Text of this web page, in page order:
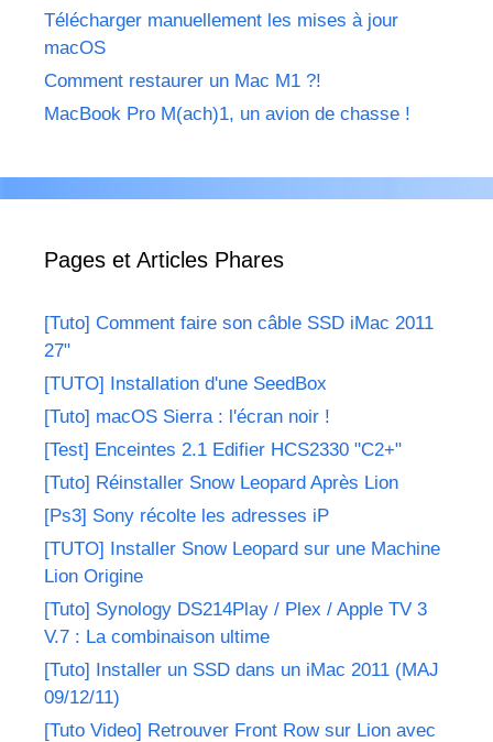
Télécharger manuellement les mises à jour
macOS
Comment restaurer un Mac M1 ?!
MacBook Pro M(ach)1, un avion de chasse !
Pages et Articles Phares
[Tuto] Comment faire son câble SSD iMac 2011
27"
[TUTO] Installation d'une SeedBox
[Tuto] macOS Sierra : l'écran noir !
[Test] Enceintes 2.1 Edifier HCS2330 "C2+"
[Tuto] Réinstaller Snow Leopard Après Lion
[Ps3] Sony récolte les adresses iP
[TUTO] Installer Snow Leopard sur une Machine
Lion Origine
[Tuto] Synology DS214Play / Plex / Apple TV 3
V.7 : La combinaison ultime
[Tuto] Installer un SSD dans un iMac 2011 (MAJ
09/12/11)
[Tuto Video] Retrouver Front Row sur Lion avec